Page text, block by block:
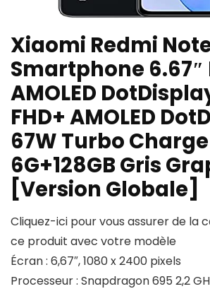
Xiaomi Redmi Note
Smartphone 6.67″
AMOLED
FHD+ AMOLED
67W Turbo Charge
6G+128GB Gris
[Version Globale]
Cliquez-ici pour vous assurer de la
ce produit avec votre modèle
Écran : 6,67″, 1080 x 2400 pixels
Processeur : Snapdragon 695 2,2